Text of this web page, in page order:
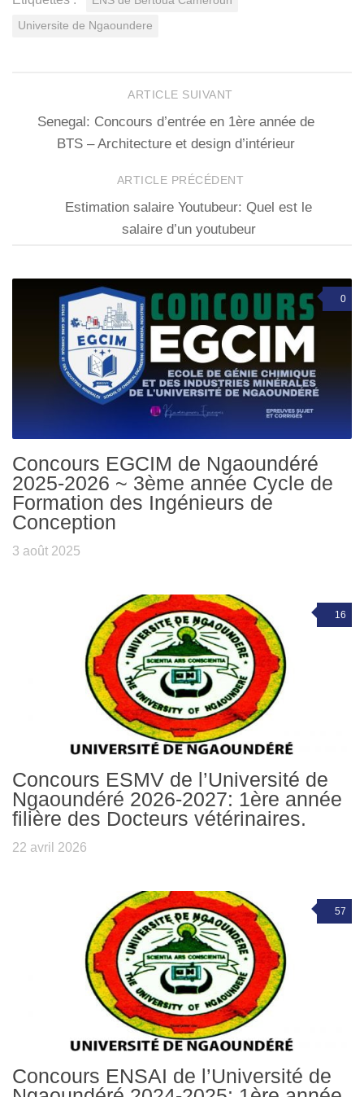
Universite de Ngaoundere
ARTICLE SUIVANT
Senegal: Concours d’entrée en 1ère année de
BTS – Architecture et design d’intérieur
ARTICLE PRÉCÉDENT
Estimation salaire Youtubeur: Quel est le
salaire d’un youtubeur
0
Concours EGCIM de Ngaoundéré
2025-2026 ~ 3ème année Cycle de
Formation des Ingénieurs de
Conception
3 août 2025
16
Concours ESMV de l’Université de
Ngaoundéré 2026-2027: 1ère année
filière des Docteurs vétérinaires.
22 avril 2026
57
Concours ENSAI de l’Université de